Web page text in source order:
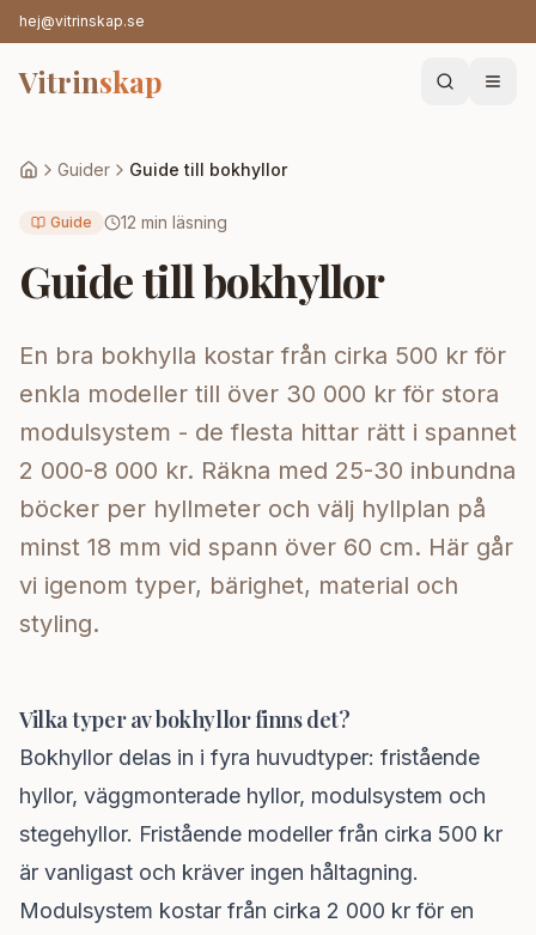
hej@vitrinskap.se
Vitrinskap
Guider Guide till bokhyllor
Guide 12 min läsning
Guide till bokhyllor
En bra bokhylla kostar från cirka 500 kr för
enkla modeller till över 30 000 kr för stora
modulsystem - de flesta hittar rätt i spannet
2 000-8 000 kr. Räkna med 25-30 inbundna
böcker per hyllmeter och välj hyllplan på
minst 18 mm vid spann över 60 cm. Här går
vi igenom typer, bärighet, material och
styling.
Vilka typer av bokhyllor finns det?
Bokhyllor delas in i fyra huvudtyper: fristående
hyllor, väggmonterade hyllor, modulsystem och
stegehyllor. Fristående modeller från cirka 500 kr
är vanligast och kräver ingen håltagning.
Modulsystem kostar från cirka 2 000 kr för en